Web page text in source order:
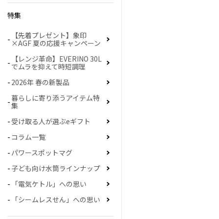
特集
【先着プレゼント】象印
×AGF 夏の応援キャンペーン
【レンジ革命】EVERINO 30L
でムラを抑えて時短調理
2026年 春の新製品
暮らしに寄り添うアイテム特
集
受け取る人が選ぶeギフト
コラム一覧
パワースポットマグ
子ども向け水筒ラインナップ
「電気ケトル」への思い
「シームレスせん」への思い